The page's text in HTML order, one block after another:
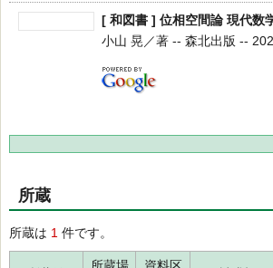
[ 和図書 ] 位相空間論 現代数
小山 晃／著 -- 森北出版 --
所蔵
所蔵は 1 件です。